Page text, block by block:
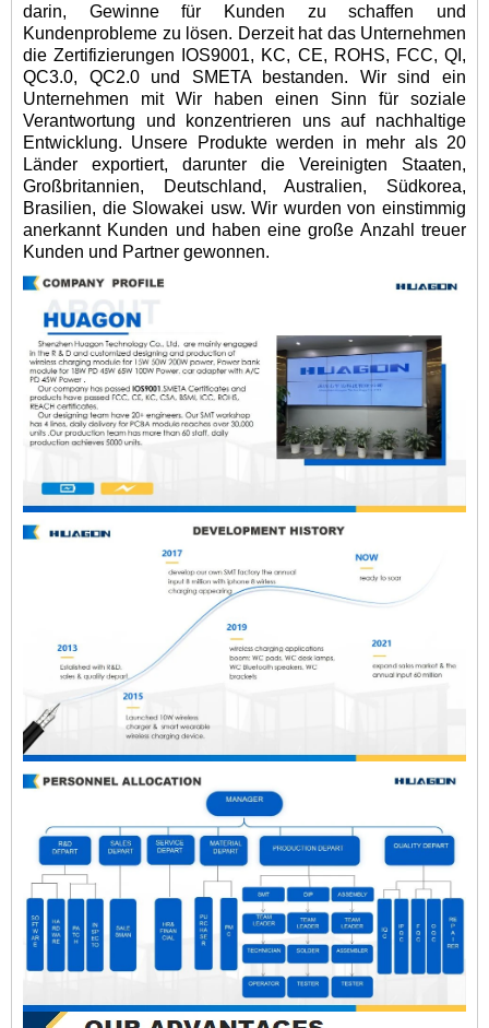
darin, Gewinne für Kunden zu schaffen und
Kundenprobleme zu lösen. Derzeit hat das Unternehmen
die Zertifizierungen IOS9001, KC, CE, ROHS, FCC, QI,
QC3.0, QC2.0 und SMETA bestanden. Wir sind ein
Unternehmen mit Wir haben einen Sinn für soziale
Verantwortung und konzentrieren uns auf nachhaltige
Entwicklung. Unsere Produkte werden in mehr als 20
Länder exportiert, darunter die Vereinigten Staaten,
Großbritannien, Deutschland, Australien, Südkorea,
Brasilien, die Slowakei usw. Wir wurden von einstimmig
anerkannt Kunden und haben eine große Anzahl treuer
Kunden und Partner gewonnen.